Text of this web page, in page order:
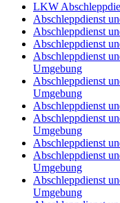
LKW
Abschleppdienst
Abschleppdienst
Abschleppdienst
Abschleppdienst
Umgebung
Abschleppdienst
Umgebung
Abschleppdienst
Abschleppdienst
Umgebung
Abschleppdienst
Abschleppdienst
Umgebung
Abschleppdienst
Umgebung